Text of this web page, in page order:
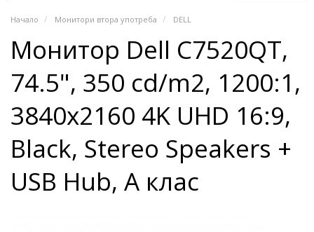
Начало Монитори втора употреба DELL
Монитор Dell C7520QT,
74.5", 350 cd/m2, 1200:1,
3840x2160 4K UHD 16:9,
Black, Stereo Speakers +
USB Hub, A клас